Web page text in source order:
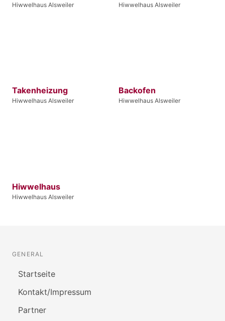
Hiwwelhaus Alsweiler Hiwwelhaus Alsweiler
Takenheizung
Hiwwelhaus Alsweiler
Backofen
Hiwwelhaus Alsweiler
Hiwwelhaus
Hiwwelhaus Alsweiler
GENERAL
Startseite
Kontakt/Impressum
Partner